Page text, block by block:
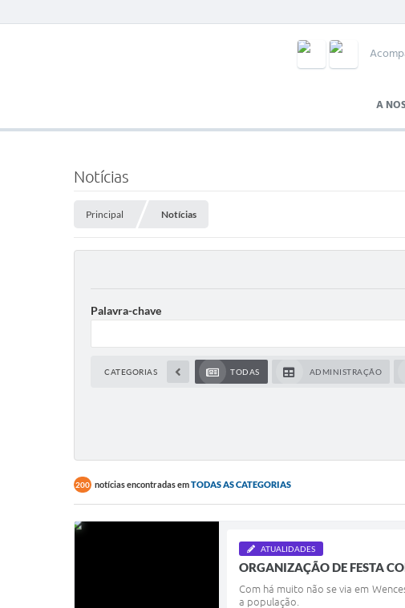
A
Notícias
Principal Notícias
Palavra-chave
CATEGORIAS TODAS ADMINISTRAÇÃO
200 notícias encontradas emTODAS AS CATEGORIAS
ATUALIDADES
ORGANIZAÇÃO DE FESTA
Com há muito não se via em
a população.